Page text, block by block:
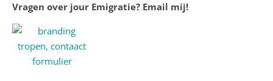
Vragen over jour Emigratie? Email mij!